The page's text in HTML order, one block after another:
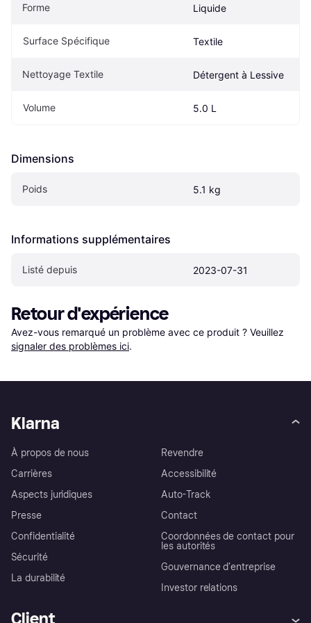
Forme Liquide
Surface Spécifique Textile
Nettoyage Textile Détergent à Lessive
Volume 5.0 L
Dimensions
Poids 5.1 kg
Informations supplémentaires
Listé depuis 2023-07-31
Retour d'expérience
Avez-vous remarqué un problème avec ce produit ? Veuillez
signaler des problèmes ici.
Klarna
À propos de nous
Carrières
Aspects juridiques
Presse
Confidentialité
Sécurité
La durabilité
Revendre
Accessibilité
Auto-Track
Contact
Coordonnées de contact pour
les autorités
Gouvernance d’entreprise
Investor relations
Client